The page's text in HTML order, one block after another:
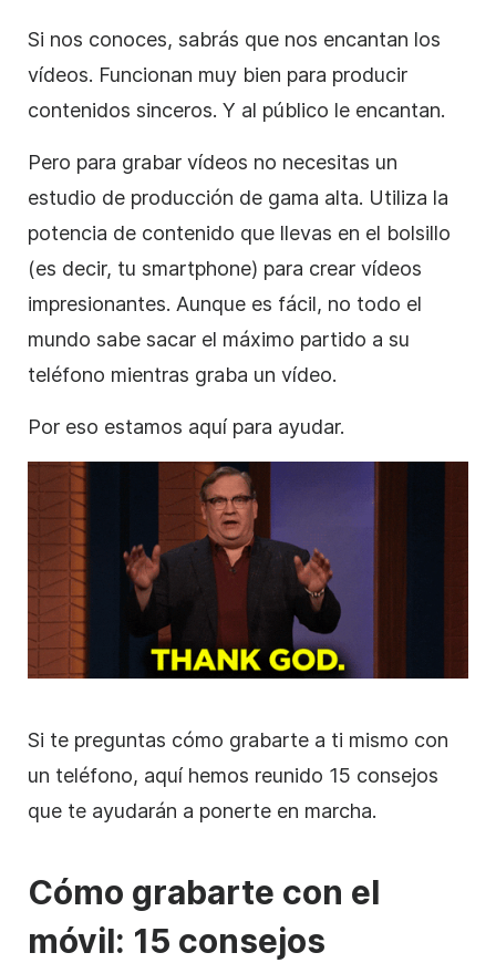
Si nos conoces, sabrás que nos encantan los
vídeos. Funcionan muy bien para producir
contenidos sinceros. Y al público le encantan.
Pero para grabar vídeos no necesitas un
estudio de producción de gama alta. Utiliza la
potencia de contenido que llevas en el bolsillo
(es decir, tu smartphone) para crear vídeos
impresionantes. Aunque es fácil, no todo el
mundo sabe sacar el máximo partido a su
teléfono mientras graba un vídeo.
Por eso estamos aquí para ayudar.
Si te preguntas cómo grabarte a ti mismo con
un teléfono, aquí hemos reunido 15 consejos
que te ayudarán a ponerte en marcha.
Cómo grabarte con el
móvil: 15 consejos